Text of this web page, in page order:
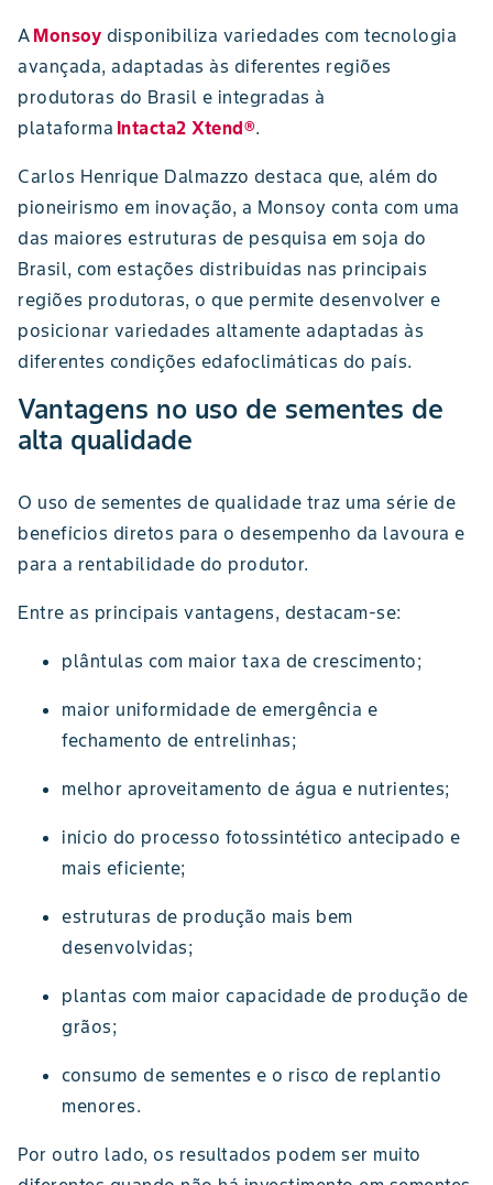
A Monsoy disponibiliza variedades com tecnologia
avançada, adaptadas às diferentes regiões
produtoras do Brasil e integradas à
plataforma Intacta2 Xtend®.
Carlos Henrique Dalmazzo destaca que, além do
pioneirismo em inovação, a Monsoy conta com uma
das maiores estruturas de pesquisa em soja do
Brasil, com estações distribuídas nas principais
regiões produtoras, o que permite desenvolver e
posicionar variedades altamente adaptadas às
diferentes condições edafoclimáticas do país.
Vantagens no uso de sementes de
alta qualidade
O uso de sementes de qualidade traz uma série de
benefícios diretos para o desempenho da lavoura e
para a rentabilidade do produtor.
Entre as principais vantagens, destacam-se:
plântulas com maior taxa de crescimento;
maior uniformidade de emergência e
fechamento de entrelinhas;
melhor aproveitamento de água e nutrientes;
início do processo fotossintético antecipado e
mais eficiente;
estruturas de produção mais bem
desenvolvidas;
plantas com maior capacidade de produção de
grãos;
consumo de sementes e o risco de replantio
menores.
Por outro lado, os resultados podem ser muito